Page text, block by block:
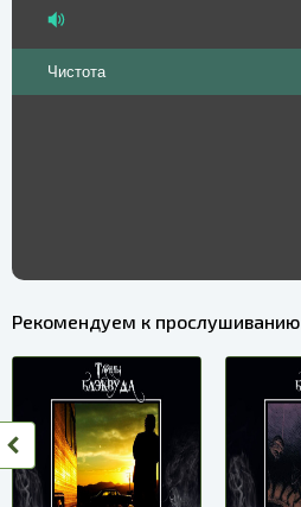
Чистота
Рекомендуем к прослушиванию